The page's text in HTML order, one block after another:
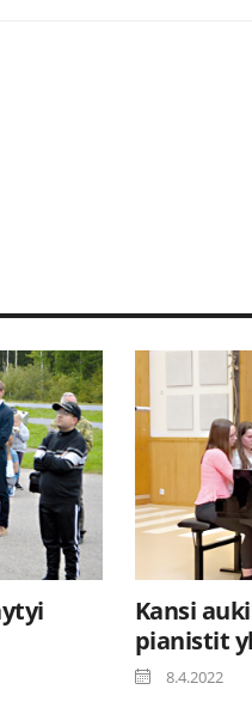
Kansi
pianistit
8.4.2022